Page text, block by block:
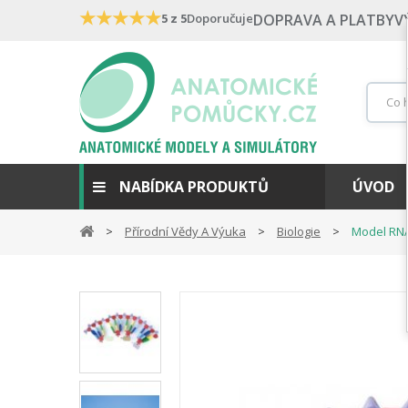
★★★★★5 z 5DoporučujeDOPRAVA A PLATBY
NABÍDKA PRODUKTŮ ÚVOD
Přírodní Vědy A Výuka Biologie Model